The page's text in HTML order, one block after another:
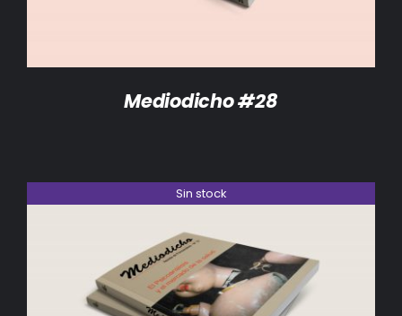
Mediodicho #28
Sin stock
DETALLES